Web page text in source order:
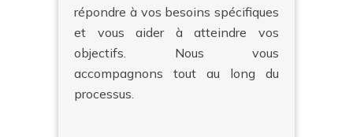
répondre à vos besoins spécifiques
et vous aider à atteindre vos
objectifs. Nous vous
accompagnons tout au long du
processus.